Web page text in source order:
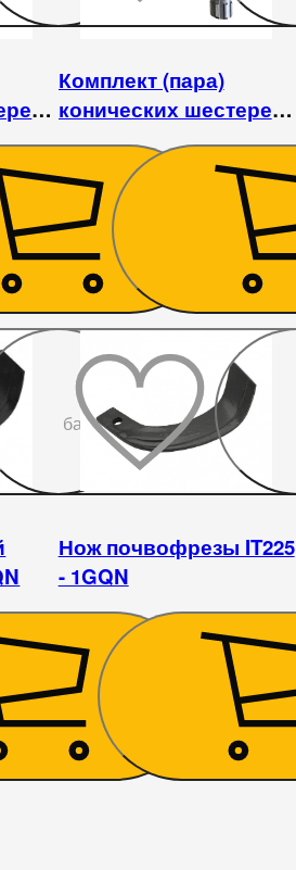
Комплект (пара)
конических шестерен
1GQN-150/160
3 780
бажаного
Нож почвофрезы IT225
- 1GQN
135